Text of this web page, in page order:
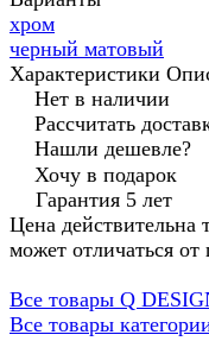
хром
черный матовый
Характеристики
Нет в наличии
Рассчитать
Нашли дешевле?
Хочу в подарок
Гарантия 5 лет
Цена действительна
может отличаться
Все товары Q
Все товары